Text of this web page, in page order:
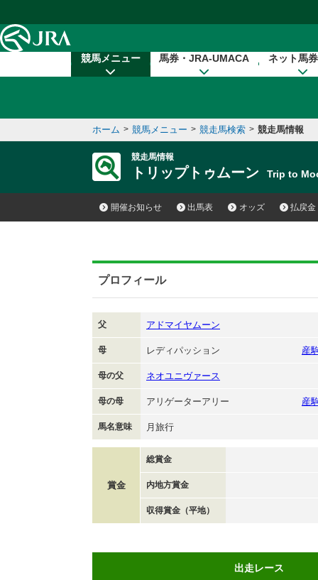
競馬メニュー 馬券・JRA-UMACA ネット馬
ホーム > 競馬メニュー > 競走馬検索 > 競走馬情報
競走馬情報
トリップトゥムーン Trip to
開催お知らせ 出馬表 オッズ 払戻金
プロフィール
父 アドマイヤムーン
母 レディパッション 産
母の父 ネオユニヴァース
母の母 アリゲーターアリー 産
馬名意味 月旅行
賞金
総賞金
内地方賞金
収得賞金（平地）
出走レース